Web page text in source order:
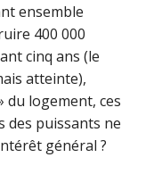
ensemble
400 000
cinq ans (le
atteinte),
du logement, ces
des puissants ne
général ?